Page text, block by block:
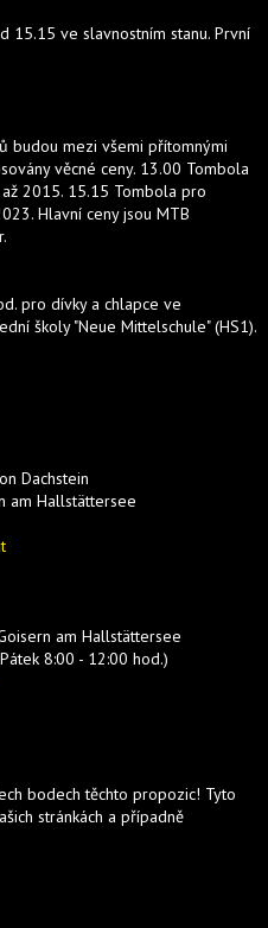
15.15 ve slavnostním stanu. První
budou mezi všemi přítomnými
věcné ceny. 13.00 Tombola
2015. 15.15 Tombola pro
Hlavní ceny jsou MTB
pro dívky a chlapce ve
školy "Neue Mittelschule" (HS1).
Dachstein
am Hallstättersee
am Hallstättersee
8:00 - 12:00 hod.)
bodech těchto propozic! Tyto
stránkách a případně